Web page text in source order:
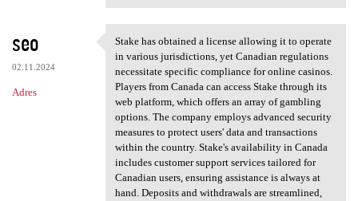
seo
02.11.2024
Adres
Stake has obtained a license
Stake has obtained a license allowing it to operate
in various jurisdictions, yet Canadian regulations
necessitate specific compliance for online casinos.
Players from Canada can access Stake through its
web platform, which offers an array of gambling
options. The company employs advanced security
measures to protect users' data and transactions
within the country. Stake's availability in Canada
includes customer support services tailored for
Canadian users, ensuring assistance is always at
hand. Deposits and withdrawals are streamlined,